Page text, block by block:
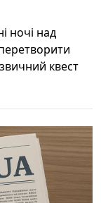
ночі над
квест